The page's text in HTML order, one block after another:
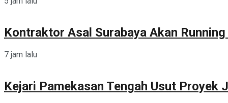
Kontraktor Asal Surabaya Akan
7 jam lalu
Kejari Pamekasan Tengah Usut Proyek